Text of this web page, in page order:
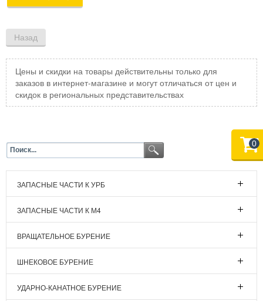
Цены и скидки на товары действительны только для
заказов в интернет-магазине и могут отличаться от цен и
скидок в региональных представительствах
ЗАПАСНЫЕ ЧАСТИ К УРБ
ЗАПАСНЫЕ ЧАСТИ К М4
ВРАЩАТЕЛЬНОЕ БУРЕНИЕ
ШНЕКОВОЕ БУРЕНИЕ
УДАРНО-КАНАТНОЕ БУРЕНИЕ
0